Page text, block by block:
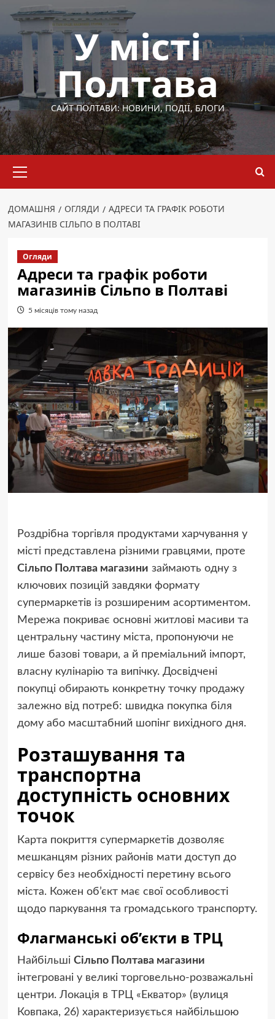
Перейти
вмісту
У місті
Полтава
САЙТ ПОЛТАВИ: НОВИНИ, ПОДІЇ, БЛОГИ
меню
ДОМАШНЯ ОГЛЯДИ
АДРЕСИ ТА ГРАФІК РОБОТИ
МАГАЗИНІВ СІЛЬПО В ПОЛТАВІ
Огляди
Адреси та графік роботи
магазинів Сільпо в Полтаві
5 місяців тому назад
Роздрібна торгівля продуктами харчування у
місті представлена різними гравцями, проте
Сільпо Полтава магазини займають одну з
ключових позицій завдяки формату
супермаркетів із розширеним асортиментом.
Мережа покриває основні житлові масиви та
центральну частину міста, пропонуючи не
лише базові товари, а й преміальний імпорт,
власну кулінарію та випічку. Досвідчені
покупці обирають конкретну точку продажу
залежно від потреб: швидка покупка біля
дому або масштабний шопінг вихідного дня.
Розташування та
транспортна
доступність основних
точок
Карта покриття супермаркетів дозволяє
мешканцям різних районів мати доступ до
сервісу без необхідності перетину всього
міста. Кожен об’єкт має свої особливості
щодо паркування та громадського транспорту.
Флагманські об’єкти в ТРЦ
Найбільші Сільпо Полтава магазини
інтегровані у великі торговельно-розважальні
центри. Локація в ТРЦ «Екватор» (вулиця
Ковпака, 26) характеризується найбільшою